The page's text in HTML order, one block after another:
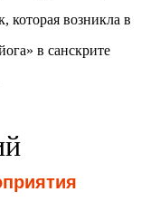
которая возникла в
в санскрите